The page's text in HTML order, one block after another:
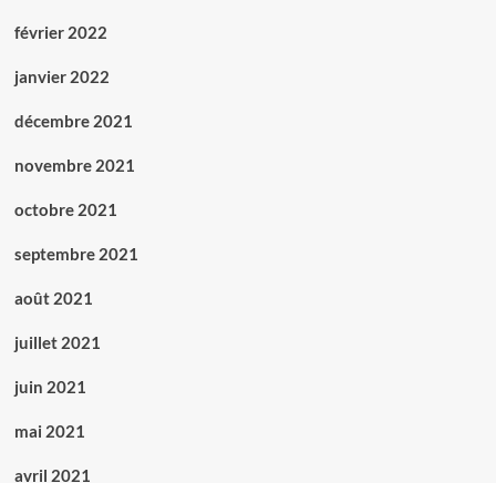
février 2022
janvier 2022
décembre 2021
novembre 2021
octobre 2021
septembre 2021
août 2021
juillet 2021
juin 2021
mai 2021
avril 2021